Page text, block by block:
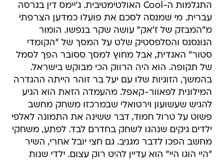
התגלמות ה-Cool האולטימטיבית. ג'יימס דין בגרסה
עברית. מי שמנסה לסכם את פועלו כמדען הצרפתי
מ"המבזק של ז'אק" עושה שקר בנפשו. הומור
הנונסנס והסלפסטיק שלט על המסך של "הקומדי
סטור" האגדית, אבל מחוץ למסך ססובר הפך לסמל
של תקופה. הוא היה הרווק הכי מבוקש בישראל.
בהמשך, הזוגיות שלו עם יעל בר זוהר הייתה ההגדרה
המילונית לפאוור-קאפל. מהעמדה הזאת הוא הגיע
להגיש שעשועון וירטואלי שבמרכזו משחק מחשב
פשוט על טרול חמוד, דבר ששינה את התמונה לאלפי
ילדים גיקים שנהגו לשחק בחדרם לבד. לפתע, משחקי
מחשב הפכו לדבר מגניב. גם חצי יובל אחרי, השיר
"היי הוגו היי" הוא עדיין להיט רוק עצום. ילדי שנות